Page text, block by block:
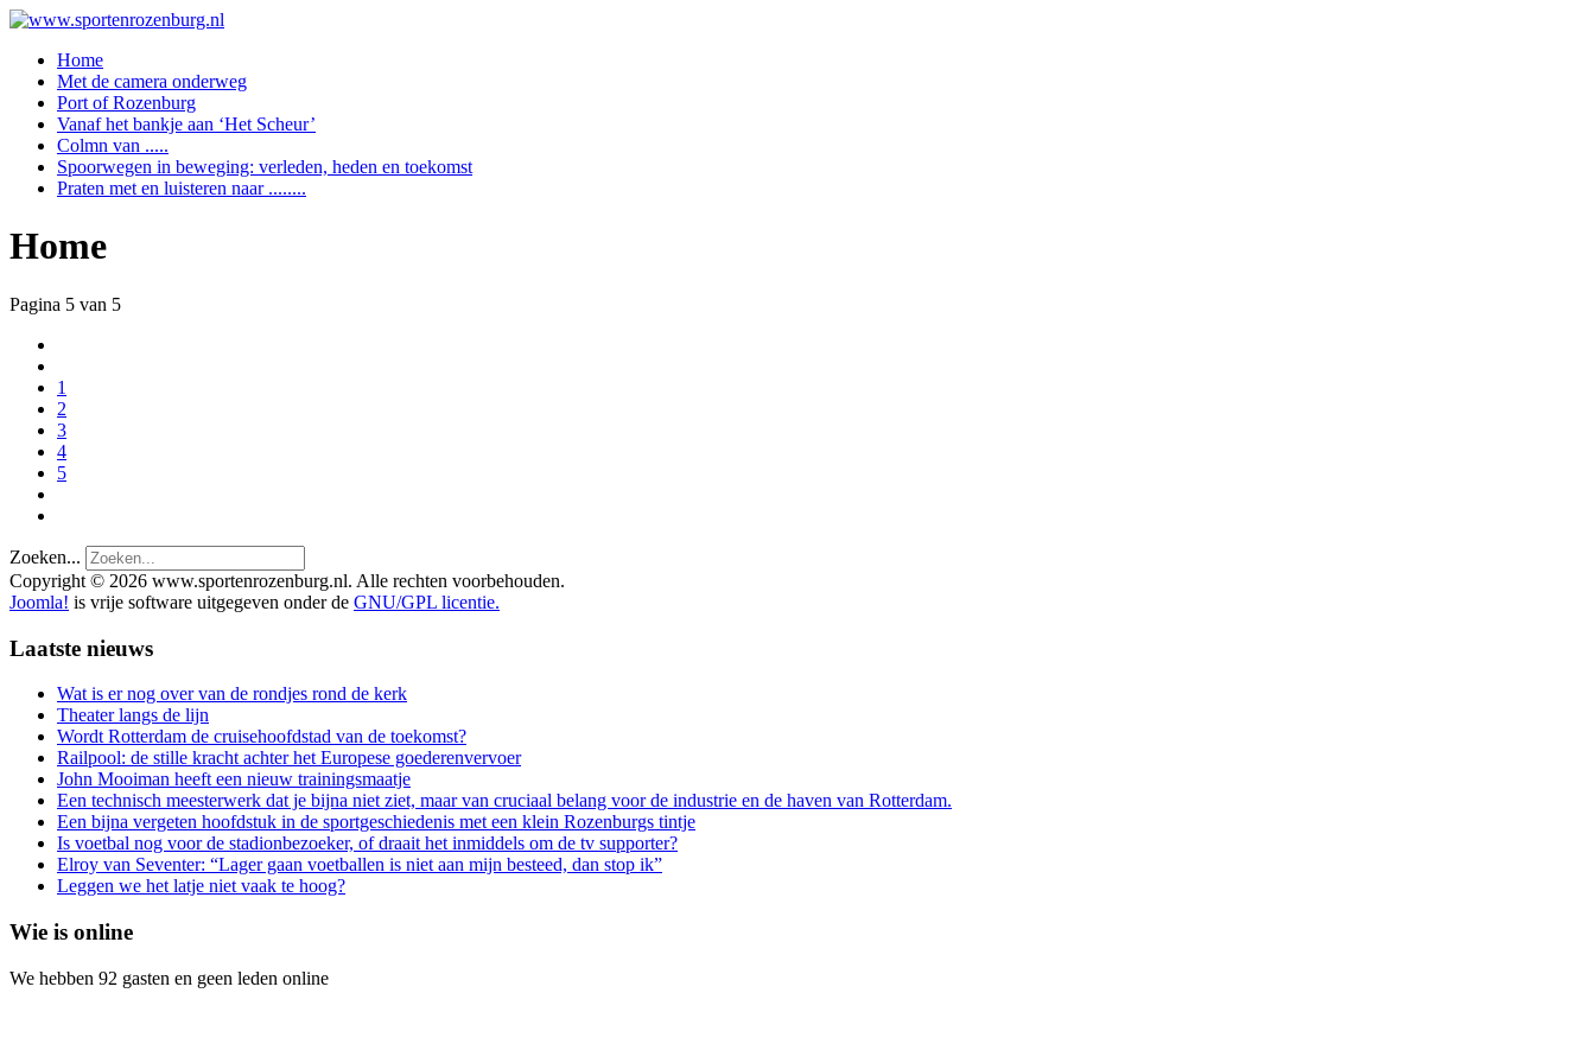
Home
Met de camera onderweg
Port of Rozenburg
Vanaf het bankje aan ‘Het Scheur’
Colmn van .....
Spoorwegen in beweging: verleden, heden en toekomst
Praten met en luisteren naar ........
Home
Pagina 5 van 5
1
2
3
4
5
Zoeken...
Copyright © 2026 www.sportenrozenburg.nl. Alle rechten voorbehouden.
Joomla! is vrije software uitgegeven onder de GNU/GPL licentie.
Laatste nieuws
Wat is er nog over van de rondjes rond de kerk
Theater langs de lijn
Wordt Rotterdam de cruisehoofdstad van de toekomst?
Railpool: de stille kracht achter het Europese goederenvervoer
John Mooiman heeft een nieuw trainingsmaatje
Een technisch meesterwerk dat je bijna niet ziet, maar van cruciaal belang voor de industrie en de haven van Rotterdam.
Een bijna vergeten hoofdstuk in de sportgeschiedenis met een klein Rozenburgs tintje
Is voetbal nog voor de stadionbezoeker, of draait het inmiddels om de tv supporter?
Elroy van Seventer: “Lager gaan voetballen is niet aan mijn besteed, dan stop ik”
Leggen we het latje niet vaak te hoog?
Wie is online
We hebben 92 gasten en geen leden online